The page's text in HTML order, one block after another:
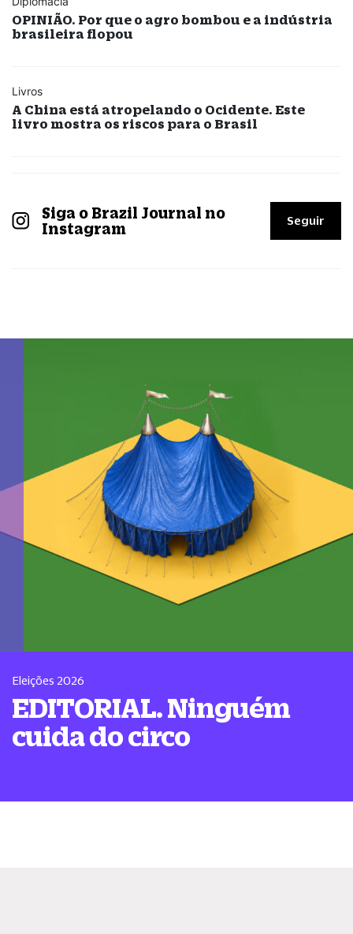
OPINIÃO. Por que o agro bombou e a indústria
brasileira flopou
Livros
A China está atropelando o Ocidente. Este
livro mostra os riscos para o Brasil
Siga o Brazil Journal no
Instagram
Seguir
Eleições 2026
EDITORIAL. Ninguém
cuida do circo